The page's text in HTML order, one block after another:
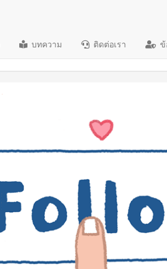
บทความ ติดต่อเรา ข้